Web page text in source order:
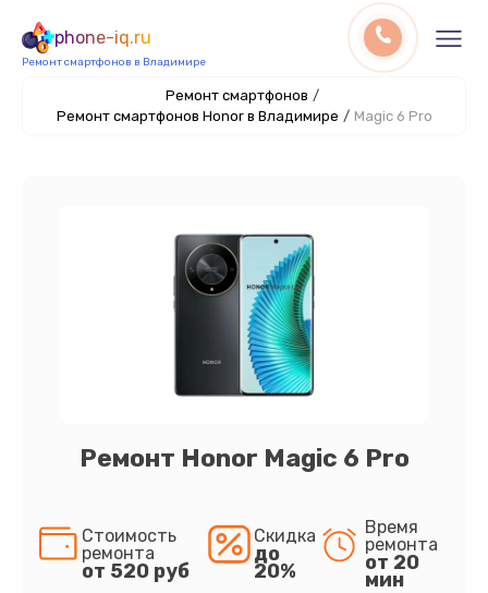
phone-iq.ru
Ремонт смартфонов в Владимире
Ремонт смартфонов /
Ремонт смартфонов Honor в Владимире / Magic 6 Pro
Ремонт Honor Magic 6 Pro
Стоимость
ремонта
от 520 руб
Скидка
до
20%
Время
ремонта
от 20
мин